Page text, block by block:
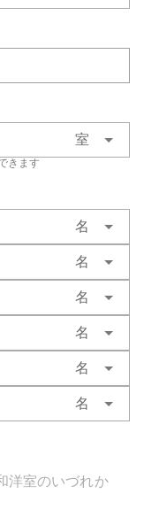
室
きます
名
名
名
名
名
名
洋室のいづれか